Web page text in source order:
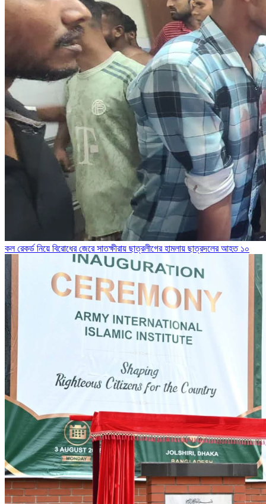
কল রেকর্ড নিয়ে বিরোধের জেরে সাতক্ষীরায় ছাত্রলীগের হামলায় ছাত্রদলের আহত ১০